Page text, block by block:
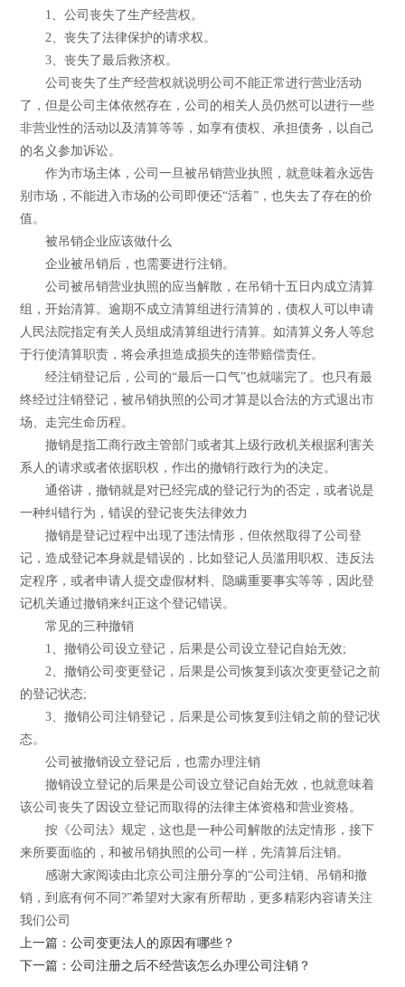
1、公司丧失了生产经营权。
2、丧失了法律保护的请求权。
3、丧失了最后救济权。
公司丧失了生产经营权就说明公司不能正常进行营业活动
了，但是公司主体依然存在，公司的相关人员仍然可以进行一些
非营业性的活动以及清算等等，如享有债权、承担债务，以自己
的名义参加诉讼。
作为市场主体，公司一旦被吊销营业执照，就意味着永远告
别市场，不能进入市场的公司即便还“活着”，也失去了存在的价
值。
被吊销企业应该做什么
企业被吊销后，也需要进行注销。
公司被吊销营业执照的应当解散，在吊销十五日内成立清算
组，开始清算。逾期不成立清算组进行清算的，债权人可以申请
人民法院指定有关人员组成清算组进行清算。如清算义务人等怠
于行使清算职责，将会承担造成损失的连带赔偿责任。
经注销登记后，公司的“最后一口气”也就喘完了。也只有最
终经过注销登记，被吊销执照的公司才算是以合法的方式退出市
场、走完生命历程。
撤销是指工商行政主管部门或者其上级行政机关根据利害关
系人的请求或者依据职权，作出的撤销行政行为的决定。
通俗讲，撤销就是对已经完成的登记行为的否定，或者说是
一种纠错行为，错误的登记丧失法律效力
撤销是登记过程中出现了违法情形，但依然取得了公司登
记，造成登记本身就是错误的，比如登记人员滥用职权、违反法
定程序，或者申请人提交虚假材料、隐瞒重要事实等等，因此登
记机关通过撤销来纠正这个登记错误。
常见的三种撤销
1、撤销公司设立登记，后果是公司设立登记自始无效;
2、撤销公司变更登记，后果是公司恢复到该次变更登记之前
的登记状态;
3、撤销公司注销登记，后果是公司恢复到注销之前的登记状
态。
公司被撤销设立登记后，也需办理注销
撤销设立登记的后果是公司设立登记自始无效，也就意味着
该公司丧失了因设立登记而取得的法律主体资格和营业资格。
按《公司法》规定，这也是一种公司解散的法定情形，接下
来所要面临的，和被吊销执照的公司一样，先清算后注销。
感谢大家阅读由北京公司注册分享的“公司注销、吊销和撤
销，到底有何不同?”希望对大家有所帮助，更多精彩内容请关注
我们公司
上一篇：公司变更法人的原因有哪些？
下一篇：公司注册之后不经营该怎么办理公司注销？